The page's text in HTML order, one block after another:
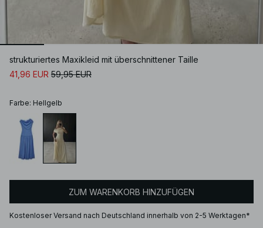
strukturiertes Maxikleid mit überschnittener Taille
41,96 EUR 59,95 EUR
Farbe: Hellgelb
ZUM WARENKORB HINZUFÜGEN
Kostenloser Versand nach Deutschland innerhalb von 2-5 Werktagen*